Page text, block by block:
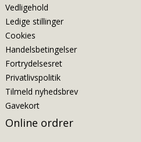
Vedligehold
Ledige stillinger
Cookies
Handelsbetingelser
Fortrydelsesret
Privatlivspolitik
Tilmeld nyhedsbrev
Gavekort
Online ordrer